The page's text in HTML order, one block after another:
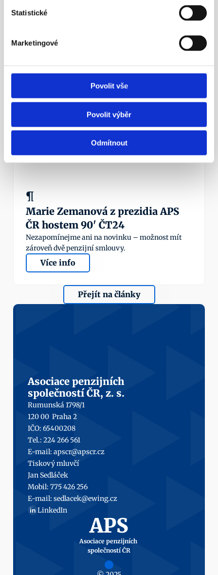
Statistické
Marketingové
Povolit vše
Povolit výběr
Odmítnout
¶
konference APS ČR
¶
Marie Zemanová z prezidia APS
ČR hostem 90' ČT24
Nezapomínejme ani na novinku – možnost mít
zároveň dvě penzijní smlouvy.
Více info
Přejít na články
Asociace penzijních
společností ČR, z. s.
Rumunská 1798/1
120 00  Praha 2
IČO: 65400208
Tel.: 224 266 561
E-mail: apscr@apscr.cz
Tiskový mluvčí
Jan Sedláček
Mobil: 775 426 256
E-mail: sedlacek@ewing.cz
in LinkedIn
APS
Asociace penzijních
společností ČR